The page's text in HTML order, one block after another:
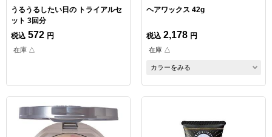
うるうるしたい日の トライアルセ
ット 3回分
税込 572 円
在庫 △
ヘアワックス 42g
税込 2,178 円
在庫 △
カラーをみる